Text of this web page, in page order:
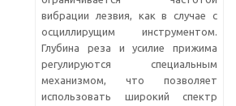
вибрации лезвия, как в случае с
осциллирущим инструментом.
Глубина реза и усилие прижима
регулируются специальным
механизмом, что позволяет
использовать широкий спектр